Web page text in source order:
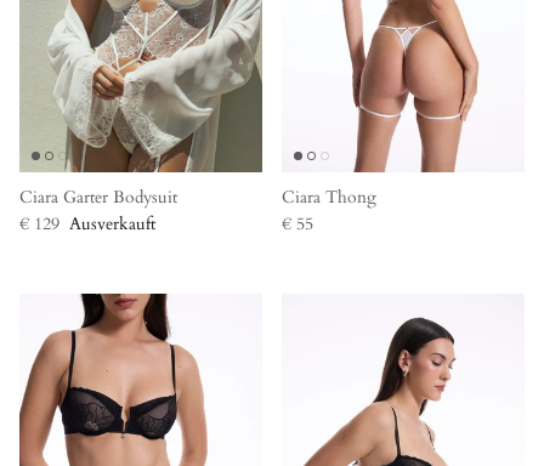
Ciara Garter Bodysuit
€ 129 Ausverkauft
Ciara Thong
€ 55